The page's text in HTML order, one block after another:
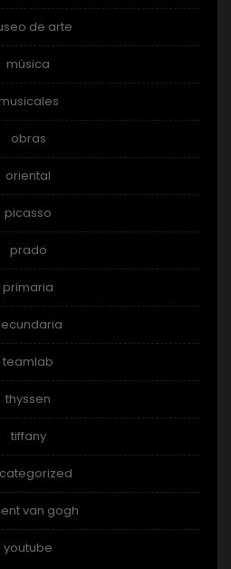
de arte
música
musicales
obras
oriental
picasso
prado
primaria
teamlab
thyssen
tiffany
van gogh
youtube